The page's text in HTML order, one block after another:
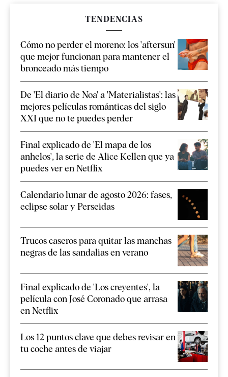
TENDENCIAS
Cómo no perder el moreno: los 'aftersun'
que mejor funcionan para mantener el
bronceado más tiempo
De 'El diario de Noa' a 'Materialistas': las
mejores películas románticas del siglo
XXI que no te puedes perder
Final explicado de 'El mapa de los
anhelos', la serie de Alice Kellen que ya
puedes ver en Netflix
Calendario lunar de agosto 2026: fases,
eclipse solar y Perseidas
Trucos caseros para quitar las manchas
negras de las sandalias en verano
Final explicado de 'Los creyentes', la
película con José Coronado que arrasa
en Netflix
Los 12 puntos clave que debes revisar en
tu coche antes de viajar